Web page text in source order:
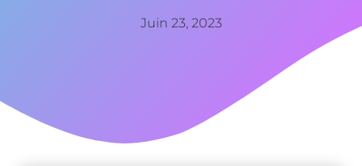
Juin 23, 2023